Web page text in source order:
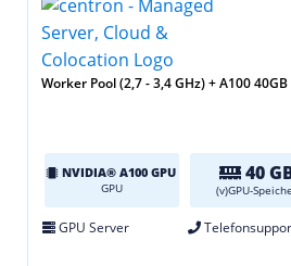
Worker Pool (2,7 - 3,4 GHz) + A100 40GB
NVIDIA® A100 GPU
GPU
40
(v)GPU-
GPU Server